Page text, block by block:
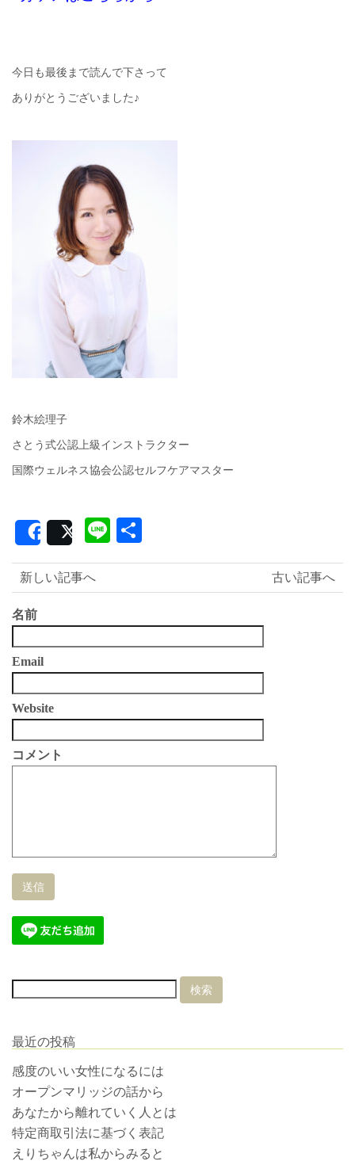
今日も最後まで読んで下さって
ありがとうございました♪
鈴木絵理子
さとう式公認上級インストラクター
国際ウェルネス協会公認セルフケアマスター
SharePost Line
有
古い記事へ
新しい記事へ
名前
Email
Website
コメント
最近の投稿
感度のいい女性になるには
オープンマリッジの話から
あなたから離れていく人とは
特定商取引法に基づく表記
えりちゃんは私からみると